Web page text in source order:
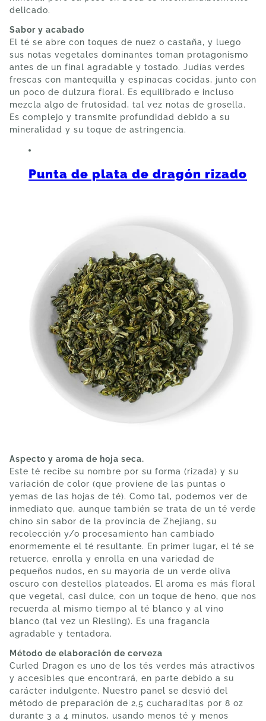
delicado.
Sabor y acabado
El té se abre con toques de nuez o castaña, y luego
sus notas vegetales dominantes toman protagonismo
antes de un final agradable y tostado. Judías verdes
frescas con mantequilla y espinacas cocidas, junto con
un poco de dulzura floral. Es equilibrado e incluso
mezcla algo de frutosidad, tal vez notas de grosella.
Es complejo y transmite profundidad debido a su
mineralidad y su toque de astringencia.
Punta de plata de dragón rizado
Aspecto y aroma de hoja seca.
Este té recibe su nombre por su forma (rizada) y su
variación de color (que proviene de las puntas o
yemas de las hojas de té). Como tal, podemos ver de
inmediato que, aunque también se trata de un té verde
chino sin sabor de la provincia de Zhejiang, su
recolección y/o procesamiento han cambiado
enormemente el té resultante. En primer lugar, el té se
retuerce, enrolla y enrolla en una variedad de
pequeños nudos, en su mayoría de un verde oliva
oscuro con destellos plateados. El aroma es más floral
que vegetal, casi dulce, con un toque de heno, que nos
recuerda al mismo tiempo al té blanco y al vino
blanco (tal vez un Riesling). Es una fragancia
agradable y tentadora.
Método de elaboración de cerveza
Curled Dragon es uno de los tés verdes más atractivos
y accesibles que encontrará, en parte debido a su
carácter indulgente. Nuestro panel se desvió del
método de preparación de 2,5 cucharaditas por 8 oz
durante 3 a 4 minutos, usando menos té y menos